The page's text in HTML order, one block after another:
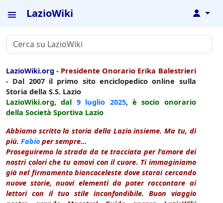
LazioWiki ↓
LazioWiki.org - Presidente Onorario Erika Balestrieri
- Dal 2007 il primo sito enciclopedico online sulla
Storia della S.S. Lazio
LazioWiki.org, dal 9 luglio 2025, è socio onorario
della Società Sportiva Lazio
Abbiamo scritto la storia della Lazio insieme. Ma tu, di
più. Fabio per sempre...
Proseguiremo la strada da te tracciata per l'amore dei
nostri colori che tu amavi con il cuore. Ti immaginiamo
già nel firmamento biancoceleste dove starai cercando
nuove storie, nuovi elementi da poter raccontare ai
lettori con il tuo stile inconfondibile. Buon viaggio